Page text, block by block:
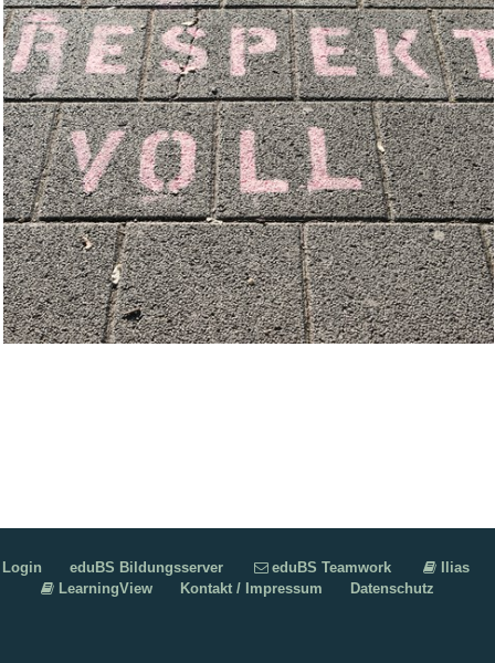
Login eduBS Bildungsserver eduBS Teamwork
Ilias
LearningView
Kontakt / Impressum Datenschutz